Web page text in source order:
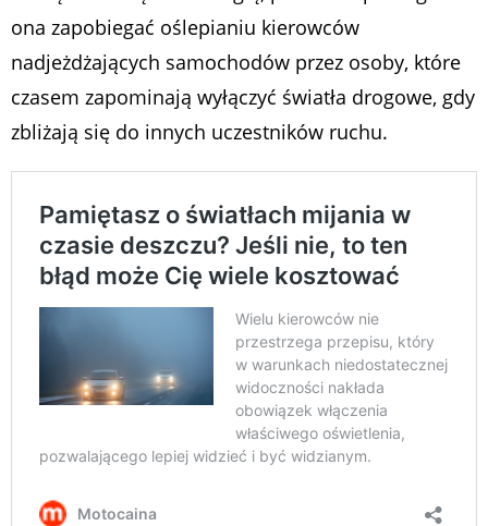
ona zapobiegać oślepianiu kierowców
nadjeżdżających samochodów przez osoby, które
czasem zapominają wyłączyć światła drogowe, gdy
zbliżają się do innych uczestników ruchu.